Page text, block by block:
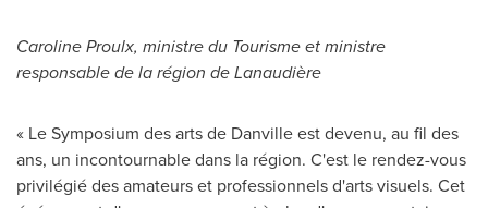
Caroline Proulx, ministre du Tourisme et ministre
responsable de la région de Lanaudière
« Le Symposium des arts de Danvilleest devenu, au fil des
ans, un incontournable dans la région. C'est le rendez-vous
privilégié des amateurs et professionnels d'arts visuels. Cet